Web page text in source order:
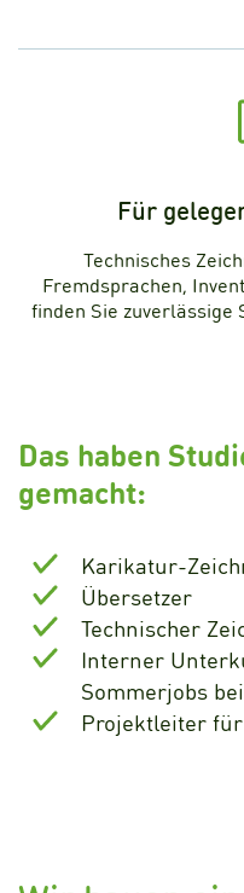
Für
Technisches
Fremdsprachen,
finden Sie zuverlässige
Das haben
gemacht:
Karikatur-
Übersetzer
Technischer
Interner
Sommerjobs
Projektleiter